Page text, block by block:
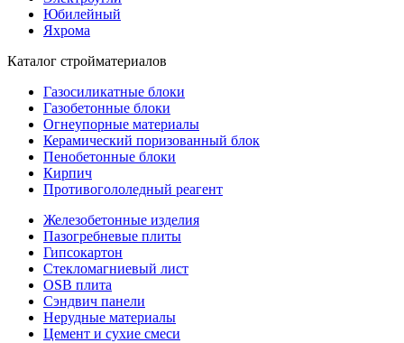
Юбилейный
Яхрома
Каталог стройматериалов
Газосиликатные блоки
Газобетонные блоки
Огнеупорные материалы
Керамический поризованный блок
Пенобетонные блоки
Кирпич
Противогололедный реагент
Железобетонные изделия
Пазогребневые плиты
Гипсокартон
Стекломагниевый лист
OSB плита
Сэндвич панели
Нерудные материалы
Цемент и сухие смеси